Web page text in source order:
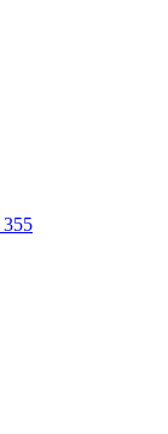
355